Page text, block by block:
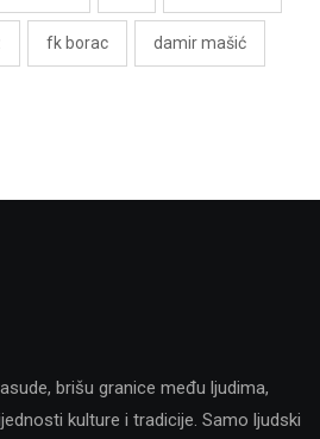
fk borac damir mašić
brišu granice među ljudima,
kulture i tradicije. Samo ljudski